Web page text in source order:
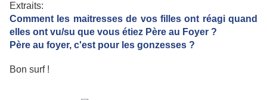
Extraits:
Comment les maitresses de vos filles ont réagi quand
elles ont vu/su que vous étiez Père au Foyer ?
Père au foyer, c'est pour les gonzesses ?
Bon surf !